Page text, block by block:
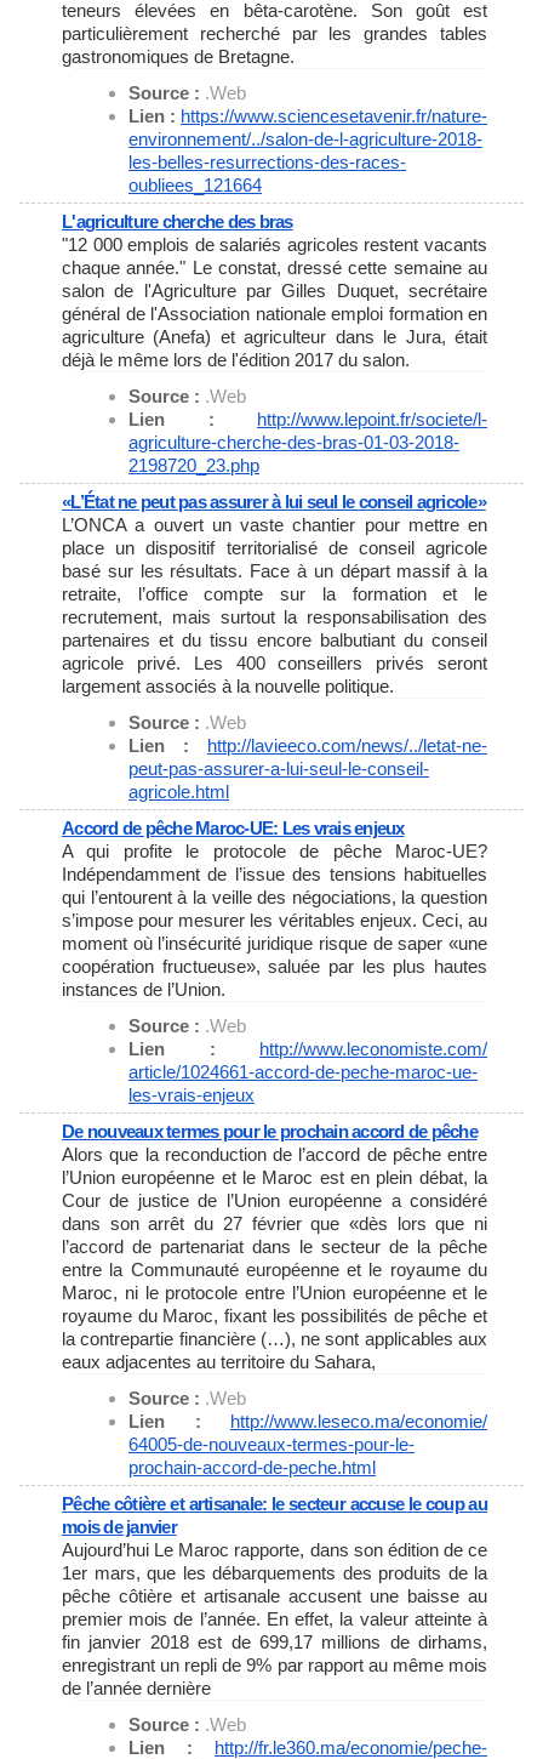
teneurs élevées en bêta-carotène. Son goût est
particulièrement recherché par les grandes tables
gastronomiques de Bretagne.
Source : .Web
Lien : https://www.sciencesetavenir.fr/nature-
environnement/../salon-de-l-agriculture-2018-
les-belles-resurrections-des-races-
oubliees_121664
L'agriculture cherche des bras
"12 000 emplois de salariés agricoles restent vacants
chaque année." Le constat, dressé cette semaine au
salon de l'Agriculture par Gilles Duquet, secrétaire
général de l'Association nationale emploi formation en
agriculture (Anefa) et agriculteur dans le Jura, était
déjà le même lors de l'édition 2017 du salon.
Source : .Web
Lien : http://www.lepoint.fr/societe/l-
agriculture-cherche-des-bras-01-03-2018-
2198720_23.php
«L’État ne peut pas assurer à lui seul le conseil agricole»
L’ONCA a ouvert un vaste chantier pour mettre en
place un dispositif territorialisé de conseil agricole
basé sur les résultats. Face à un départ massif à la
retraite, l’office compte sur la formation et le
recrutement, mais surtout la responsabilisation des
partenaires et du tissu encore balbutiant du conseil
agricole privé. Les 400 conseillers privés seront
largement associés à la nouvelle politique.
Source : .Web
Lien : http://lavieeco.com/news/../letat-ne-
peut-pas-assurer-a-lui-seul-le-conseil-
agricole.html
Accord de pêche Maroc-UE: Les vrais enjeux
A qui profite le protocole de pêche Maroc-UE?
Indépendamment de l’issue des tensions habituelles
qui l’entourent à la veille des négociations, la question
s’impose pour mesurer les véritables enjeux. Ceci, au
moment où l’insécurité juridique risque de saper «une
coopération fructueuse», saluée par les plus hautes
instances de l’Union.
Source : .Web
Lien : http://www.leconomiste.com/
article/1024661-accord-de-peche-maroc-ue-
les-vrais-enjeux
De nouveaux termes pour le prochain accord de pêche
Alors que la reconduction de l’accord de pêche entre
l’Union européenne et le Maroc est en plein débat, la
Cour de justice de l’Union européenne a considéré
dans son arrêt du 27 février que «dès lors que ni
l’accord de partenariat dans le secteur de la pêche
entre la Communauté européenne et le royaume du
Maroc, ni le protocole entre l’Union européenne et le
royaume du Maroc, fixant les possibilités de pêche et
la contrepartie financière (…), ne sont applicables aux
eaux adjacentes au territoire du Sahara,
Source : .Web
Lien : http://www.leseco.ma/economie/
64005-de-nouveaux-termes-pour-le-
prochain-accord-de-peche.html
Pêche côtière et artisanale: le secteur accuse le coup au
mois de janvier
Aujourd’hui Le Maroc rapporte, dans son édition de ce
1er mars, que les débarquements des produits de la
pêche côtière et artisanale accusent une baisse au
premier mois de l’année. En effet, la valeur atteinte à
fin janvier 2018 est de 699,17 millions de dirhams,
enregistrant un repli de 9% par rapport au même mois
de l’année dernière
Source : .Web
Lien : http://fr.le360.ma/economie/peche-